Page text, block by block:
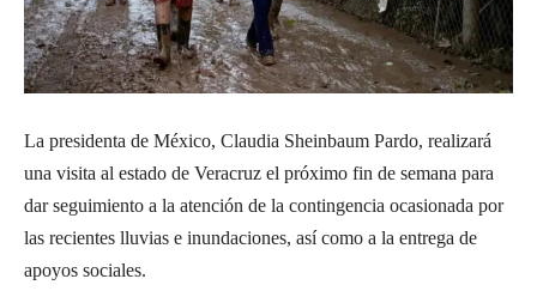
La presidenta de México, Claudia Sheinbaum Pardo, realizará
una visita al estado de Veracruz el próximo fin de semana para
dar seguimiento a la atención de la contingencia ocasionada por
las recientes lluvias e inundaciones, así como a la entrega de
apoyos sociales.